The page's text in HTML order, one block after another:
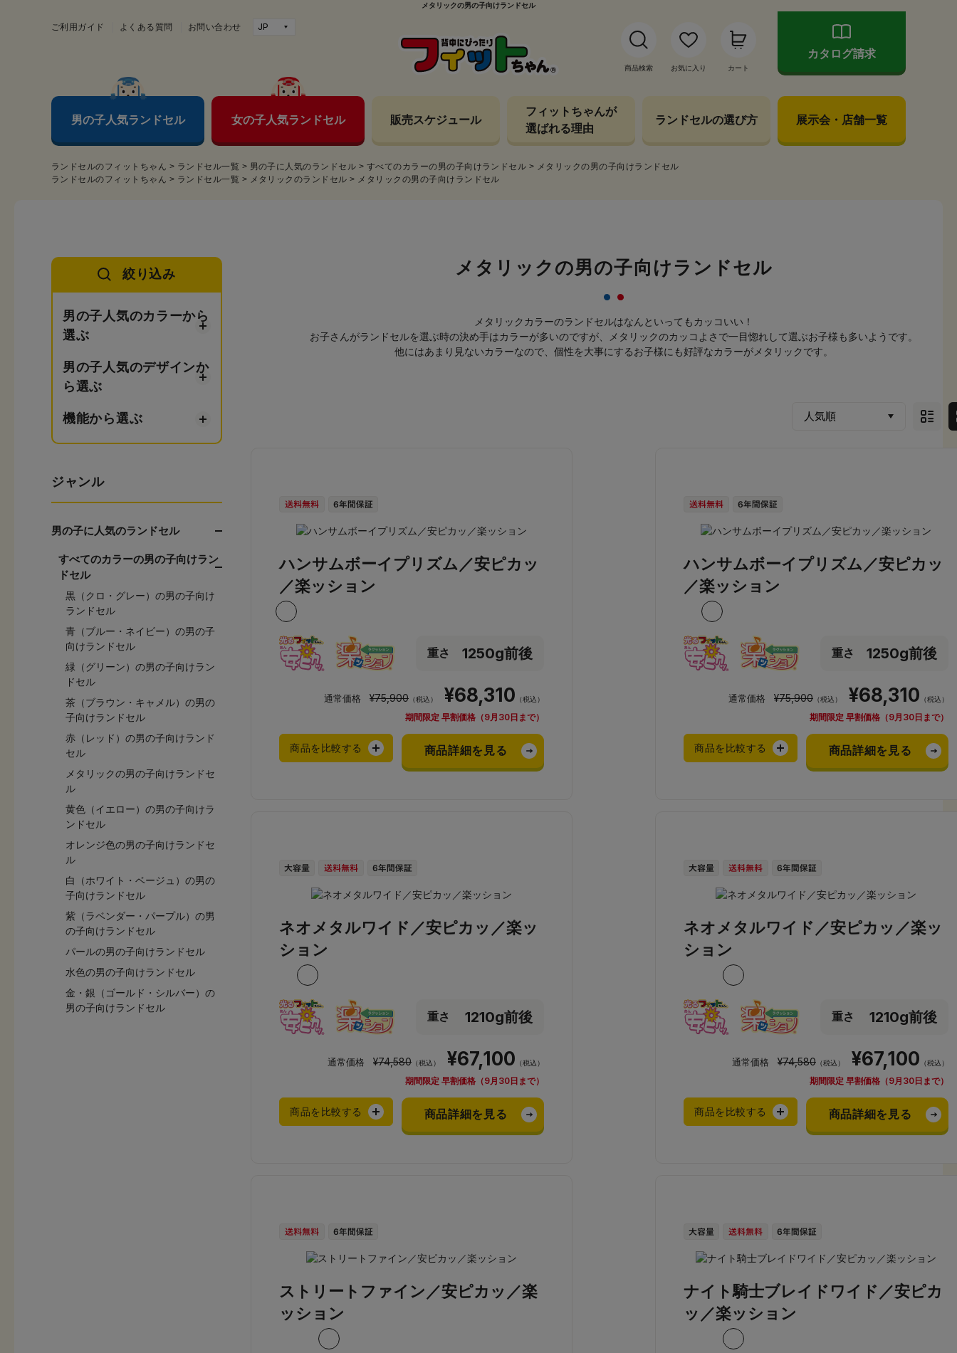
メタリックの男の子向けランドセル
ご利用ガイド よくある質問 お問い合わせ
商品検索 お気に入り カート
カタログ請求
男の子人気ランドセル 女の子人気ランドセル 販売スケジュール
フィットちゃんが
選ばれる理由
ランドセルの選び方 展示会・店舗一覧
ランドセルのフィットちゃん > ランドセル一覧 > 男の子に人気のランドセル > すべてのカラーの男の子向けランドセル > メタリックの男の子向けランドセル
ランドセルのフィットちゃん > ランドセル一覧 > メタリックのランドセル > メタリックの男の子向けランドセル
絞り込み
男の子人気のカラーから
選ぶ
男の子人気のデザインか
ら選ぶ
機能から選ぶ
ジャンル
男の子に人気のランドセル
すべてのカラーの男の子向けラン
ドセル
黒（クロ・グレー）の男の子向け
ランドセル
青（ブルー・ネイビー）の男の子
向けランドセル
緑（グリーン）の男の子向けラン
ドセル
茶（ブラウン・キャメル）の男の
子向けランドセル
赤（レッド）の男の子向けランド
セル
メタリックの男の子向けランドセ
ル
黄色（イエロー）の男の子向けラ
ンドセル
オレンジ色の男の子向けランドセ
ル
白（ホワイト・ベージュ）の男の
子向けランドセル
紫（ラベンダー・パープル）の男
の子向けランドセル
パールの男の子向けランドセル
水色の男の子向けランドセル
金・銀（ゴールド・シルバー）の
男の子向けランドセル
メタリックの男の子向けランドセル
メタリックカラーのランドセルはなんといってもカッコいい！
お子さんがランドセルを選ぶ時の決め手はカラーが多いのですが、メタリックのカッコよさで一目惚れして選ぶお子様も多いようです。
他にはあまり見ないカラーなので、個性を大事にするお子様にも好評なカラーがメタリックです。
ハンサムボーイプリズム／安ピカッ
／楽ッション
重さ 1250g前後
通常価格 ¥75,900 （税込） ¥68,310 （税込）
期間限定 早割価格（9月30日まで）
商品を比較する 商品詳細を見る
ハンサムボーイプリズム／安ピカッ
／楽ッション
重さ 1250g前後
通常価格 ¥75,900 （税込） ¥68,310 （税込）
期間限定 早割価格（9月30日まで）
商品を比較する 商品詳細を見る
ネオメタルワイド／安ピカッ／楽ッ
ション
重さ 1210g前後
通常価格 ¥74,580 （税込） ¥67,100 （税込）
期間限定 早割価格（9月30日まで）
商品を比較する 商品詳細を見る
ネオメタルワイド／安ピカッ／楽ッ
ション
重さ 1210g前後
通常価格 ¥74,580 （税込） ¥67,100 （税込）
期間限定 早割価格（9月30日まで）
商品を比較する 商品詳細を見る
ストリートファイン／安ピカッ／楽
ッション
ナイト騎士ブレイドワイド／安ピカ
ッ／楽ッション